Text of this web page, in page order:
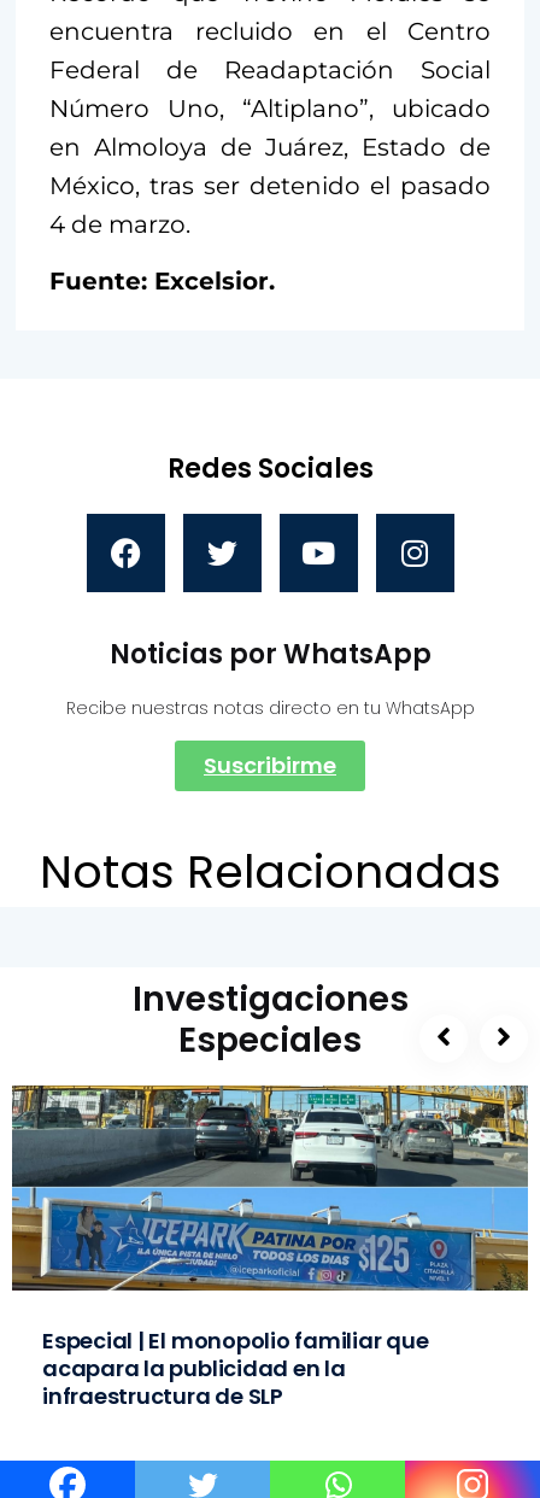
encuentra recluido en el Centro
Federal de Readaptación Social
Número Uno, “Altiplano”, ubicado
en Almoloya de Juárez, Estado de
México, tras ser detenido el pasado
4 de marzo.
Fuente: Excelsior.
Redes Sociales
Noticias por WhatsApp
Recibe nuestras notas directo en tu WhatsApp
Suscribirme
Notas Relacionadas
Investigaciones
Especiales
Especial | El monopolio familiar que
acapara la publicidad en la
infraestructura de SLP